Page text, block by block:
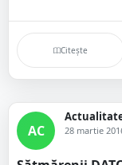
Citește
AC 28 martie